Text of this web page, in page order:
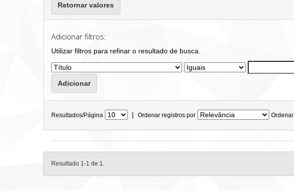
Retornar valores
Adicionar filtros:
Utilizar filtros para refinar o resultado de busca.
Resultados/Página | Ordenar registros por Ordenar
Resultado 1-1 de 1.